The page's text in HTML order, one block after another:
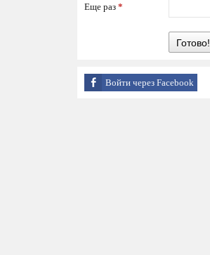
Еще раз *
Готово!
Войти через Facebook